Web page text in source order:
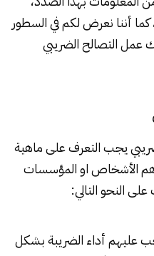
كما أننا نعرض لكم في السطور
عمل التصالح الضريبي
يجب التعرف على ماهية
هم الأشخاص او المؤسسات
النحو التالي:
عليهم أداء الضريبة بشكل